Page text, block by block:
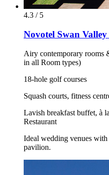
4.3 / 5
Novotel Swan Valley
Airy contemporary rooms
in all Room types)
18-hole golf courses
Squash courts, fitness
Lavish breakfast buffet, à
Restaurant
Ideal wedding venues
pavilion.